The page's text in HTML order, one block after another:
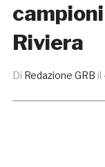
Riviera
Di Redazione GRB il